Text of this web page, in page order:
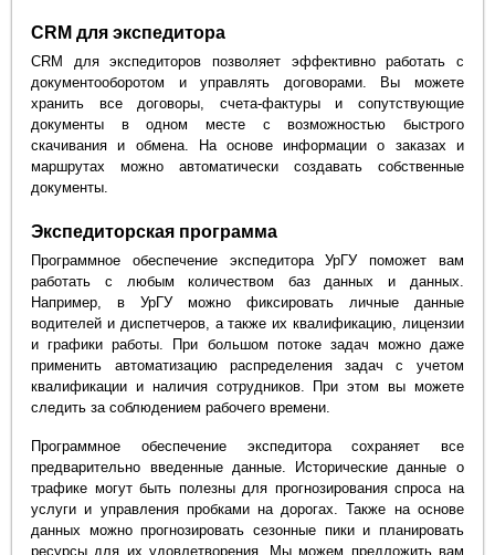
CRM для экспедитора
CRM для экспедиторов позволяет эффективно работать с
документооборотом и управлять договорами. Вы можете
хранить все договоры, счета-фактуры и сопутствующие
документы в одном месте с возможностью быстрого
скачивания и обмена. На основе информации о заказах и
маршрутах можно автоматически создавать собственные
документы.
Экспедиторская программа
Программное обеспечение экспедитора УрГУ поможет вам
работать с любым количеством баз данных и данных.
Например, в УрГУ можно фиксировать личные данные
водителей и диспетчеров, а также их квалификацию, лицензии
и графики работы. При большом потоке задач можно даже
применить автоматизацию распределения задач с учетом
квалификации и наличия сотрудников. При этом вы можете
следить за соблюдением рабочего времени.
Программное обеспечение экспедитора сохраняет все
предварительно введенные данные. Исторические данные о
трафике могут быть полезны для прогнозирования спроса на
услуги и управления пробками на дорогах. Также на основе
данных можно прогнозировать сезонные пики и планировать
ресурсы для их удовлетворения. Мы можем предложить вам